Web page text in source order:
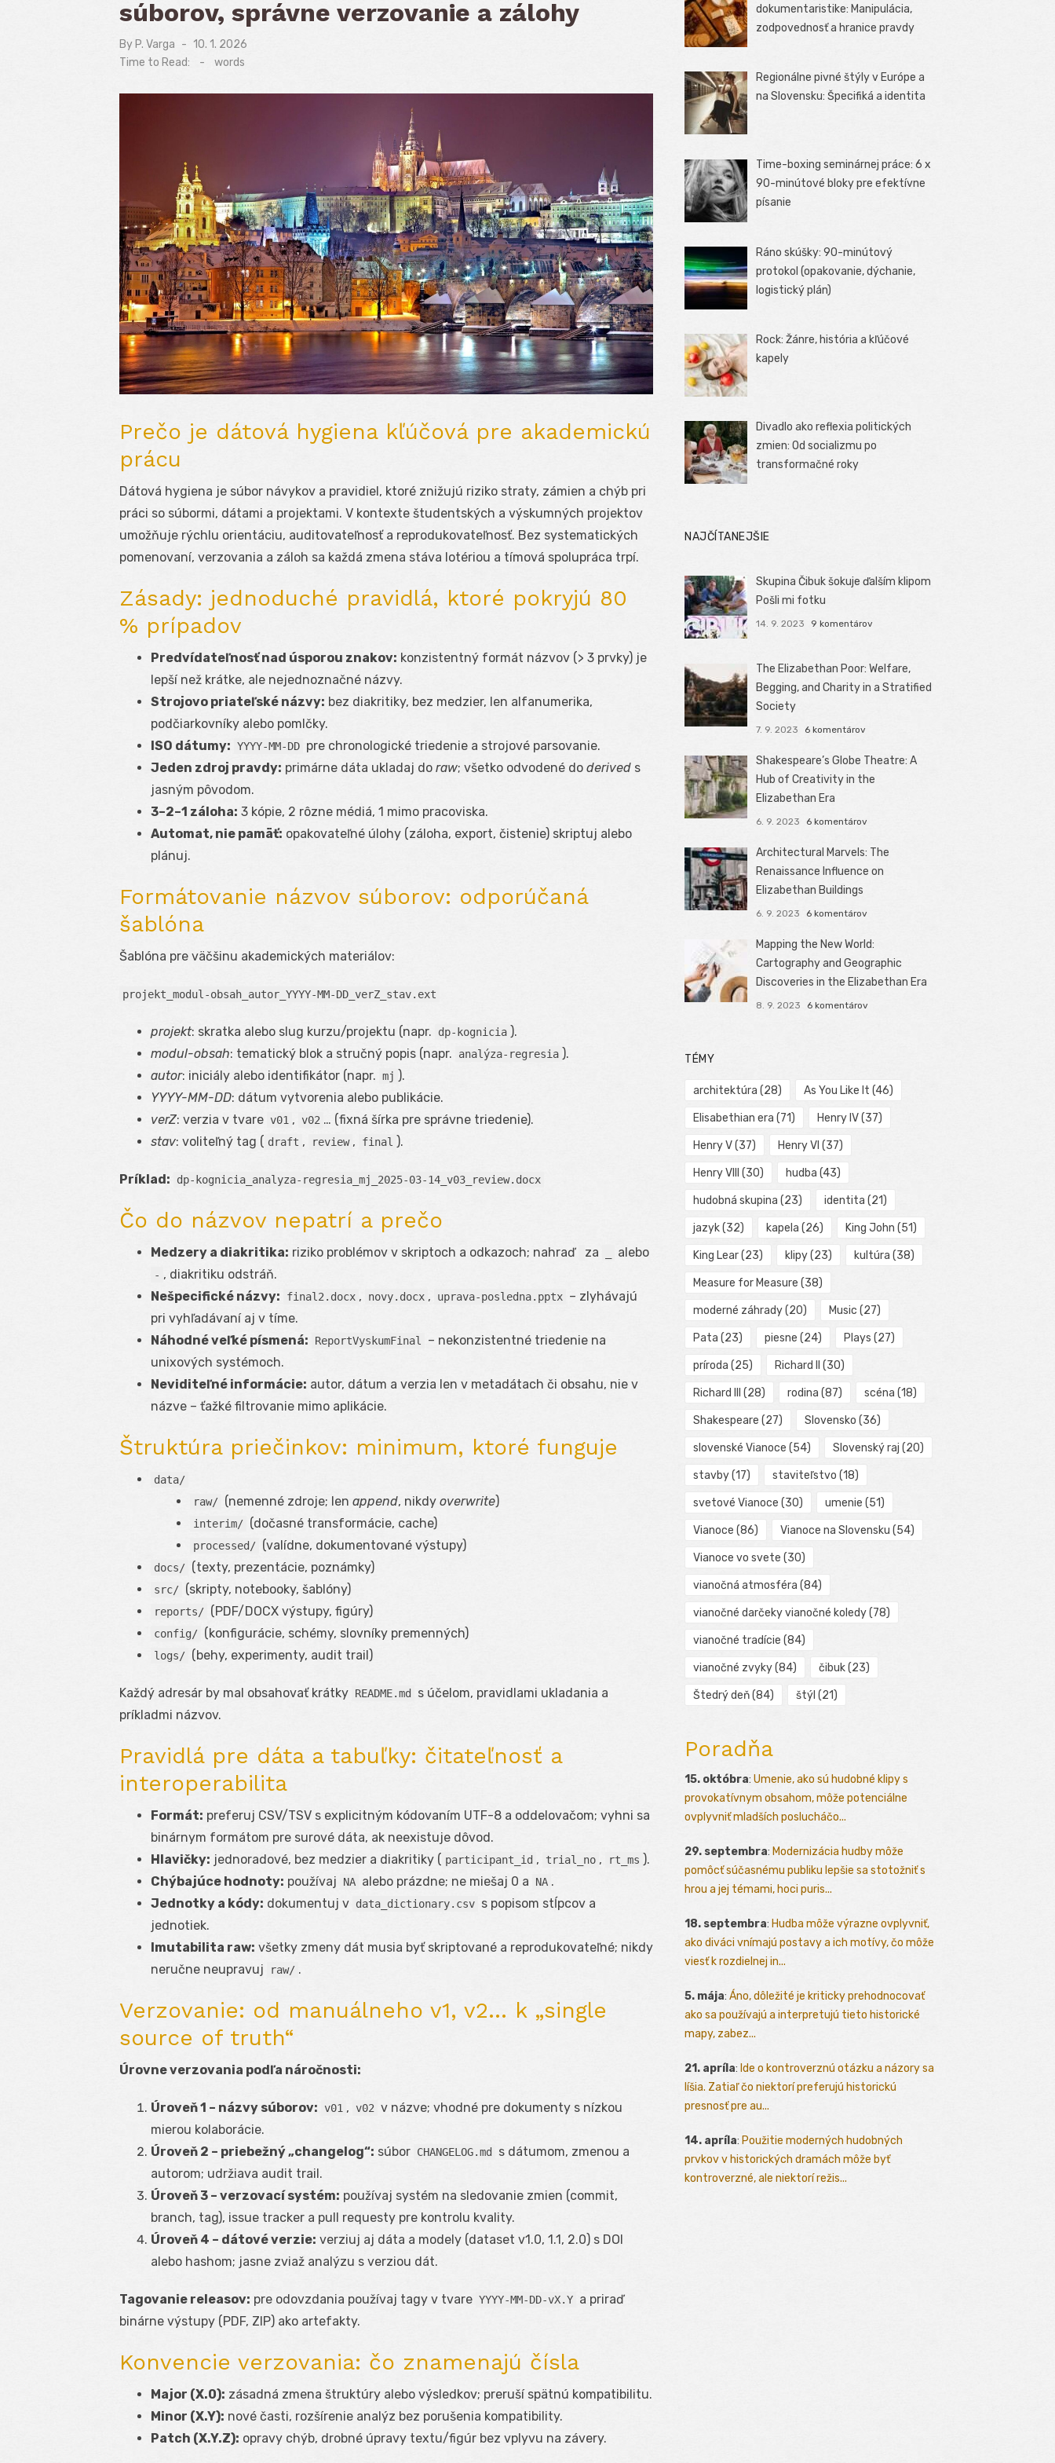
súborov, správne verzovanie a zálohy
By P. Varga
Posted
10. 1. 2026
Time to Read:
- words
Prečo je dátová hygiena kľúčová pre akademickú
prácu
Dátová hygiena je súbor návykov a pravidiel, ktoré znižujú riziko straty, zámien a chýb pri
práci so súbormi, dátami a projektami. V kontexte študentských a výskumných projektov
umožňuje rýchlu orientáciu, auditovateľnosť a reprodukovateľnosť. Bez systematických
pomenovaní, verzovania a záloh sa každá zmena stáva lotériou a tímová spolupráca trpí.
Zásady: jednoduché pravidlá, ktoré pokryjú 80
% prípadov
Predvídateľnosť nad úsporou znakov: konzistentný formát názvov (> 3 prvky) je
lepší než krátke, ale nejednoznačné názvy.
Strojovo priateľské názvy: bez diakritiky, bez medzier, len alfanumerika,
podčiarkovníky alebo pomlčky.
ISO dátumy: YYYY-MM-DD pre chronologické triedenie a strojové parsovanie.
Jeden zdroj pravdy: primárne dáta ukladaj do raw; všetko odvodené do derived s
jasným pôvodom.
3–2–1 záloha: 3 kópie, 2 rôzne médiá, 1 mimo pracoviska.
Automat, nie pamäť: opakovateľné úlohy (záloha, export, čistenie) skriptuj alebo
plánuj.
Formátovanie názvov súborov: odporúčaná
šablóna
Šablóna pre väčšinu akademických materiálov:
projekt_modul-obsah_autor_YYYY-MM-DD_verZ_stav.ext
projekt: skratka alebo slug kurzu/projektu (napr. dp-kognicia ).
modul-obsah: tematický blok a stručný popis (napr. analýza-regresia ).
autor: iniciály alebo identifikátor (napr. mj ).
YYYY-MM-DD: dátum vytvorenia alebo publikácie.
verZ: verzia v tvare v01 , v02 … (fixná šírka pre správne triedenie).
stav: voliteľný tag ( draft , review , final ).
Príklad: dp-kognicia_analyza-regresia_mj_2025-03-14_v03_review.docx
Čo do názvov nepatrí a prečo
Medzery a diakritika: riziko problémov v skriptoch a odkazoch; nahraď za alebo
- , diakritiku odstráň.
Nešpecifické názvy:
final2.docx , novy.docx , uprava-posledna.pptx – zlyhávajú
pri vyhľadávaní aj v tíme.
Náhodné veľké písmená:
ReportVyskumFinal
– nekonzistentné triedenie na
unixových systémoch.
Neviditeľné informácie: autor, dátum a verzia len v metadátach či obsahu, nie v
názve – ťažké filtrovanie mimo aplikácie.
Štruktúra priečinkov: minimum, ktoré funguje
data/
raw/ (nemenné zdroje; len append, nikdy overwrite)
interim/ (dočasné transformácie, cache)
processed/ (valídne, dokumentované výstupy)
docs/ (texty, prezentácie, poznámky)
src/ (skripty, notebooky, šablóny)
reports/ (PDF/DOCX výstupy, figúry)
config/ (konfigurácie, schémy, slovníky premenných)
logs/ (behy, experimenty, audit trail)
Každý adresár by mal obsahovať krátky README.md
s účelom, pravidlami ukladania a
príkladmi názvov.
Pravidlá pre dáta a tabuľky: čitateľnosť a
interoperabilita
Formát: preferuj CSV/TSV s explicitným kódovaním UTF-8 a oddelovačom; vyhni sa
binárnym formátom pre surové dáta, ak neexistuje dôvod.
Hlavičky: jednoradové, bez medzier a diakritiky ( participant_id , trial_no , rt_ms ).
Chýbajúce hodnoty: používaj NA alebo prázdne; ne miešaj 0 a NA .
Jednotky a kódy: dokumentuj v data_dictionary.csv s popisom stĺpcov a
jednotiek.
Imutabilita raw: všetky zmeny dát musia byť skriptované a reprodukovateľné; nikdy
neručne neupravuj
raw/ .
Verzovanie: od manuálneho v1, v2… k „single
source of truth“
Úrovne verzovania podľa náročnosti:
Úroveň 1 – názvy súborov: v01 , v02 v názve; vhodné pre dokumenty s nízkou
mierou kolaborácie.
Úroveň 2 – priebežný „changelog“: súbor CHANGELOG.md
s dátumom, zmenou a
autorom; udržiava audit trail.
Úroveň 3 – verzovací systém: používaj systém na sledovanie zmien (commit,
branch, tag), issue tracker a pull requesty pre kontrolu kvality.
Úroveň 4 – dátové verzie: verziuj aj dáta a modely (dataset v1.0, 1.1, 2.0) s DOI
alebo hashom; jasne zviaž analýzu s verziou dát.
Tagovanie releasov: pre odovzdania používaj tagy v tvare YYYY-MM-DD-vX.Y a priraď
binárne výstupy (PDF, ZIP) ako artefakty.
Konvencie verzovania: čo znamenajú čísla
Major (X.0): zásadná zmena štruktúry alebo výsledkov; preruší spätnú kompatibilitu.
Minor (X.Y): nové časti, rozšírenie analýz bez porušenia kompatibility.
Patch (X.Y.Z): opravy chýb, drobné úpravy textu/figúr bez vplyvu na závery.
dokumentaristike: Manipulácia,
zodpovednosť a hranice pravdy
Regionálne pivné štýly v Európe a
na Slovensku: Špecifiká a identita
Time-boxing seminárnej práce: 6 x
90-minútové bloky pre efektívne
písanie
Ráno skúšky: 90-minútový
protokol (opakovanie, dýchanie,
logistický plán)
Rock: Žánre, história a kľúčové
kapely
Divadlo ako reflexia politických
zmien: Od socializmu po
transformačné roky
NAJČÍTANEJŠIE
Skupina Čibuk šokuje ďalším klipom
Pošli mi fotku
14. 9. 2023 9 komentárov
The Elizabethan Poor: Welfare,
Begging, and Charity in a Stratified
Society
7. 9. 2023 6 komentárov
Shakespeare’s Globe Theatre: A
Hub of Creativity in the
Elizabethan Era
6. 9. 2023 6 komentárov
Architectural Marvels: The
Renaissance Influence on
Elizabethan Buildings
6. 9. 2023 6 komentárov
Mapping the New World:
Cartography and Geographic
Discoveries in the Elizabethan Era
8. 9. 2023 6 komentárov
TÉMY
architektúra (28) As You Like It (46)
Elisabethian era (71) Henry IV(37)
Henry V(37) Henry VI (37)
Henry VIII (30) hudba (43)
hudobná skupina (23) identita (21)
jazyk(32) kapela (26) King John (51)
King Lear(23) klipy(23) kultúra (38)
Measure for Measure (38)
moderné záhrady(20) Music (27)
Pata (23) piesne (24) Plays (27)
príroda (25) Richard II (30)
Richard III (28) rodina (87) scéna (18)
Shakespeare (27) Slovensko (36)
slovenské Vianoce (54) Slovenský raj (20)
stavby(17) staviteľstvo (18)
svetové Vianoce (30) umenie (51)
Vianoce (86) Vianoce na Slovensku (54)
Vianoce vo svete (30)
vianočná atmosféra (84)
vianočné darčeky vianočné koledy(78)
vianočné tradície (84)
vianočné zvyky(84) čibuk(23)
Štedrý deň(84) štýl (21)
Poradňa
15. októbra: Umenie, ako sú hudobné klipy s
provokatívnym obsahom, môže potenciálne
ovplyvniť mladších poslucháčo...
29. septembra: Modernizácia hudby môže
pomôcť súčasnému publiku lepšie sa stotožniť s
hrou a jej témami, hoci puris...
18. septembra: Hudba môže výrazne ovplyvniť,
ako diváci vnímajú postavy a ich motívy, čo môže
viesť k rozdielnej in...
5. mája: Áno, dôležité je kriticky prehodnocovať
ako sa používajú a interpretujú tieto historické
mapy, zabez...
21. apríla: Ide o kontroverznú otázku a názory sa
líšia. Zatiaľ čo niektorí preferujú historickú
presnosť pre au...
14. apríla: Použitie moderných hudobných
prvkov v historických dramách môže byť
kontroverzné, ale niektorí režis...